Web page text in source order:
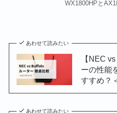
‎WX1800HPと
あわせて読みたい
【NEC
ーの性能
すすめ？
あわせて読みたい